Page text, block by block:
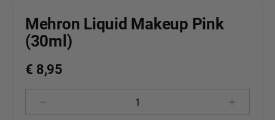
Mehron Liquid Makeup Pink
(30ml)
€ 8,95
Producthoeveelheid: Voer de